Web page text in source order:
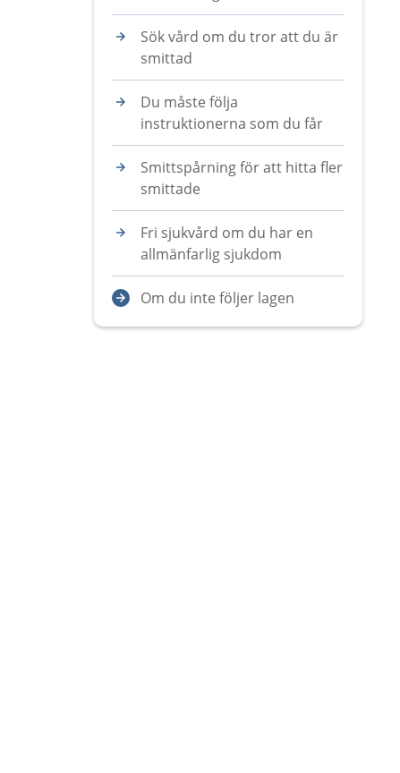
Sök vård om du tror att du är
smittad
Du måste följa
instruktionerna som du får
Smittspårning för att hitta fler
smittade
Fri sjukvård om du har en
allmänfarlig sjukdom
Om du inte följer lagen